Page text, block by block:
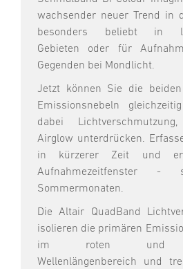
wachsender neuer Trend in
besonders beliebt in
Gebieten oder für
Gegenden bei Mondlicht.
Jetzt können Sie die
Emissionsnebeln
dabei
Airglow unterdrücken.
in kürzerer Zeit und
Aufnahmezeitfenster
Sommermonaten.
Die Altair QuadBand
isolieren die primären
im roten und
Wellenlängenbereich und